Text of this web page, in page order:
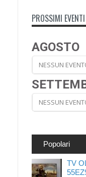
PROSSIMI EVENTI
AGOSTO
NESSUN
NESSUN
Popolari
TV